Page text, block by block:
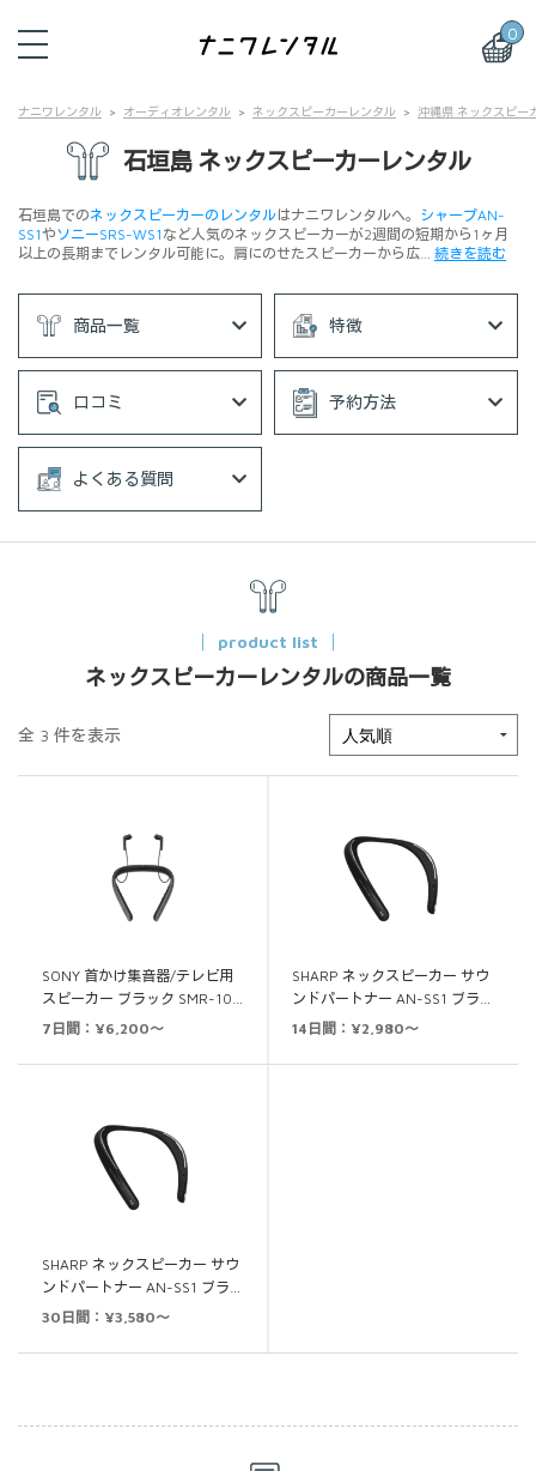
0
ナニワレンタル オーディオレンタル ネックスピーカーレンタル 沖縄県 ネックスピー
石垣島 ネックスピーカーレンタル
石垣島でのネックスピーカーのレンタルはナニワレンタルへ。 シャープAN-
SS1やソニーSRS-WS1 など人気のネックスピーカーが2週間の短期から1ヶ月
以上の長期までレンタル可能に。肩にのせたスピーカーから広… 続きを読む
商品一覧 特徴
口コミ 予約方法
よくある質問
product list
ネックスピーカーレンタルの商品一覧
全 3 件を表示
SONY 首かけ集音器/テレビ用
スピーカー ブラック SMR-10…
7日間：¥6,200～
SHARP ネックスピーカー サウ
ンドパートナー AN-SS1 ブラ…
14日間：¥2,980～
SHARP ネックスピーカー サウ
ンドパートナー AN-SS1 ブラ…
30日間：¥3,580～